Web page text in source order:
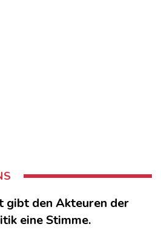
gibt den Akteuren der
eine Stimme.